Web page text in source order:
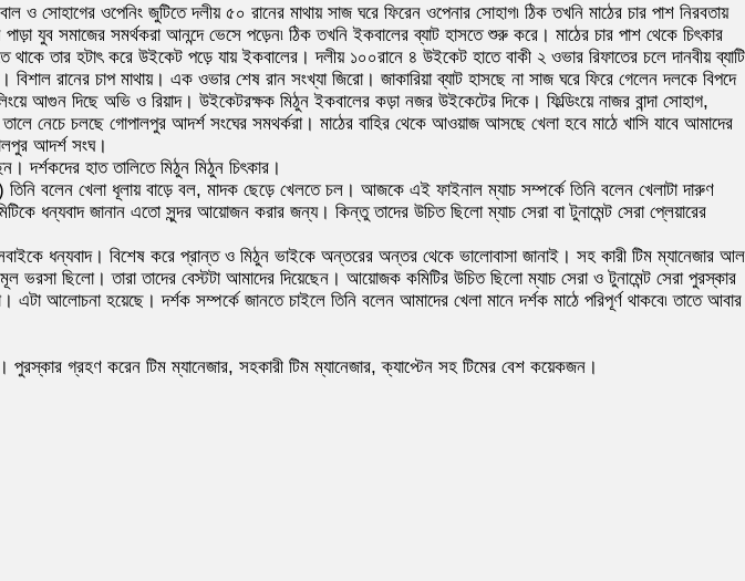
ও সোহাগের ওপেনিং জুটিতে দলীয় ৫০ রানের মাথায় সাজ ঘরে ফিরেন ওপেনার সোহাগ৷ ঠিক তখনি মাঠের চার পাশ নিরবতায়
যুব সমাজের সমর্থকরা আনন্দে ভেসে পড়েন৷ ঠিক তখনি ইকবালের ব্যাট হাসতে শুরু করে। মাঠের চার পাশ থেকে চিৎকার
তার হটাৎ করে উইকেট পড়ে যায় ইকবালের। দলীয় ১০০রানে ৪ উইকেট হাতে বাকী ২ ওভার রিফাতের চলে দানবীয়
বিশাল রানের চাপ মাথায়। এক ওভার শেষ রান সংখ্যা জিরো। জাকারিয়া ব্যাট হাসছে না সাজ ঘরে ফিরে গেলেন দলকে বিপদে
আগুন দিছে অভি ও রিয়াদ। উইকেটরক্ষক মিঠুন ইকবালের কড়া নজর উইকেটের দিকে। ফিল্ডিংয়ে নাজর বান্দা সোহাগ,
নেচে চলছে গোপালপুর আদর্শ সংঘের সমথর্করা। মাঠের বাহির থেকে আওয়াজ আসছে খেলা হবে মাঠে খাসি যাবে আমাদের
আদর্শ সংঘ।
দর্শকদের হাত তালিতে মিঠুন মিঠুন চিৎকার।
তিনি বলেন খেলা ধূলায় বাড়ে বল, মাদক ছেড়ে খেলতে চল। আজকে এই ফাইনাল ম্যাচ সম্পর্কে তিনি বলেন খেলাটা দারুণ
ধন্যবাদ জানান এতো সুন্দর আয়োজন করার জন্য। কিন্তু তাদের উচিত ছিলো ম্যাচ সেরা বা টুনামেন্ট সেরা প্লেয়ারের
ধন্যবাদ। বিশেষ করে প্রান্ত ও মিঠুন ভাইকে অন্তরের অন্তর থেকে ভালোবাসা জানাই। সহ কারী টিম ম্যানেজার আল
ছিলো। তারা তাদের বেস্টটা আমাদের দিয়েছেন। আয়োজক কমিটির উচিত ছিলো ম্যাচ সেরা ও টুনামেন্ট সেরা পুরস্কার
আলোচনা হয়েছে। দর্শক সম্পর্কে জানতে চাইলে তিনি বলেন আমাদের খেলা মানে দর্শক মাঠে পরিপূর্ণ থাকবে৷ তাতে আবার
গ্রহণ করেন টিম ম্যানেজার, সহকারী টিম ম্যানেজার, ক্যাপ্টেন সহ টিমের বেশ কয়েকজন।